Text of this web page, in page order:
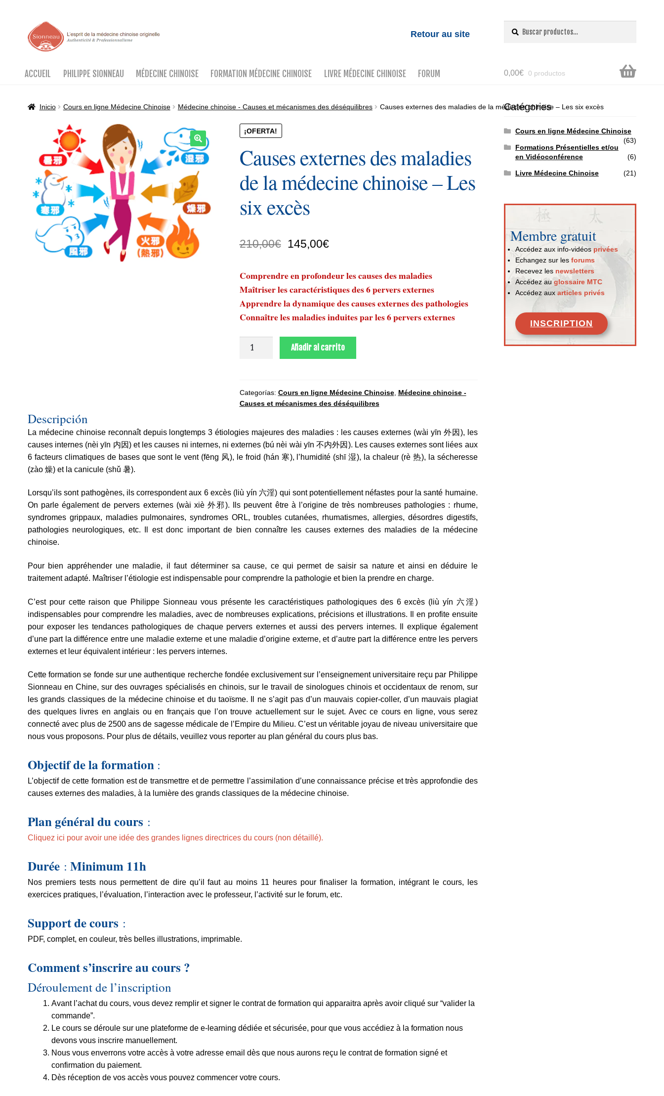
a
al
contenido
Retour au site
por:
ACCUEIL PHILIPPE SIONNEAU MÉDECINE CHINOISE FORMATION MÉDECINE CHINOISE LIVRE MÉDECINE CHINOISE FORUM 0,00€ 0 productos
Inicio Cours en ligne Médecine Chinoise Médecine chinoise - Causes et mécanismes des déséquilibres Causes externes des maladies de la médecine chinoise – Les six excès
¡OFERTA!
Causes externes des maladies
de la médecine chinoise – Les
six excès
210,00€ 145,00€
Comprendre en profondeur les causes des maladies
Maîtriser les caractéristiques des 6 pervers externes
Apprendre la dynamique des causes externes des pathologies
Connaître les maladies induites par les 6 pervers externes
Causes
de
la
chinoise
–
Les
cantidad
Añadir al carrito
Categorías: Cours en ligne Médecine Chinoise, Médecine chinoise -
Causes et mécanismes des déséquilibres
Descripción
La médecine chinoise reconnaît depuis longtemps 3 étiologies majeures des maladies : les causes externes (wài yīn 外因), les
causes internes (nèi yīn 内因) et les causes ni internes, ni externes (bú nèi wài yīn 不内外因). Les causes externes sont liées aux
6 facteurs climatiques de bases que sont le vent (fēng 风), le froid (hán 寒), l’humidité (shī 湿), la chaleur (rè 热), la sécheresse
(zào 燥) et la canicule (shǔ 暑).
Lorsqu’ils sont pathogènes, ils correspondent aux 6 excès (liù yín 六淫) qui sont potentiellement néfastes pour la santé humaine.
On parle également de pervers externes (wài xiè 外邪). Ils peuvent être à l’origine de très nombreuses pathologies : rhume,
syndromes grippaux, maladies pulmonaires, syndromes ORL, troubles cutanées, rhumatismes, allergies, désordres digestifs,
pathologies neurologiques, etc. Il est donc important de bien connaître les causes externes des maladies de la médecine
chinoise.
Pour bien appréhender une maladie, il faut déterminer sa cause, ce qui permet de saisir sa nature et ainsi en déduire le
traitement adapté. Maîtriser l’étiologie est indispensable pour comprendre la pathologie et bien la prendre en charge.
C’est pour cette raison que Philippe Sionneau vous présente les caractéristiques pathologiques des 6 excès (liù yín 六淫)
indispensables pour comprendre les maladies, avec de nombreuses explications, précisions et illustrations. Il en profite ensuite
pour exposer les tendances pathologiques de chaque pervers externes et aussi des pervers internes. Il explique également
d’une part la différence entre une maladie externe et une maladie d’origine externe, et d’autre part la différence entre les pervers
externes et leur équivalent intérieur : les pervers internes.
Cette formation se fonde sur une authentique recherche fondée exclusivement sur l’enseignement universitaire reçu par Philippe
Sionneau en Chine, sur des ouvrages spécialisés en chinois, sur le travail de sinologues chinois et occidentaux de renom, sur
les grands classiques de la médecine chinoise et du taoïsme. Il ne s’agit pas d’un mauvais copier-coller, d’un mauvais plagiat
des quelques livres en anglais ou en français que l’on trouve actuellement sur le sujet. Avec ce cours en ligne, vous serez
connecté avec plus de 2500 ans de sagesse médicale de l’Empire du Milieu. C’est un véritable joyau de niveau universitaire que
nous vous proposons. Pour plus de détails, veuillez vous reporter au plan général du cours plus bas.
Objectif de la formation :
L’objectif de cette formation est de transmettre et de permettre l’assimilation d’une connaissance précise et très approfondie des
causes externes des maladies, à la lumière des grands classiques de la médecine chinoise.
Plan général du cours :
Cliquez ici pour avoir une idée des grandes lignes directrices du cours (non détaillé).
Durée : Minimum 11h
Nos premiers tests nous permettent de dire qu’il faut au moins 11 heures pour finaliser la formation, intégrant le cours, les
exercices pratiques, l’évaluation, l’interaction avec le professeur, l’activité sur le forum, etc.
Support de cours :
PDF, complet, en couleur, très belles illustrations, imprimable.
Comment s’inscrire au cours ?
Déroulement de l’inscription
Avant l’achat du cours, vous devez remplir et signer le contrat de formation qui apparaitra après avoir cliqué sur “valider la
commande”.
Le cours se déroule sur une plateforme de e-learning dédiée et sécurisée, pour que vous accédiez à la formation nous
devons vous inscrire manuellement.
Nous vous enverrons votre accès à votre adresse email dès que nous aurons reçu le contrat de formation signé et
confirmation du paiement.
Dès réception de vos accès vous pouvez commencer votre cours.
Catégories
Cours en ligne Médecine Chinoise
(63)
Formations Présentielles et/ou
en Vidéoconférence
(6)
Livre Médecine Chinoise (21)
Membre gratuit
Accédez aux info-vidéos privées
Echangez sur lesforums
Recevez les newsletters
Accédez auglossaire MTC
Accédez auxarticles privés
INSCRIPTION